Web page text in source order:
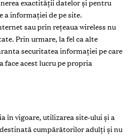
exactității datelor și pentru
a informației de pe site.
sau prin rețeaua wireless nu
Prin urmare, la fel ca alte
securitatea informației pe care
face acest lucru pe propria
în vigoare, utilizarea site-ului și a
cumpărătorilor adulți și nu